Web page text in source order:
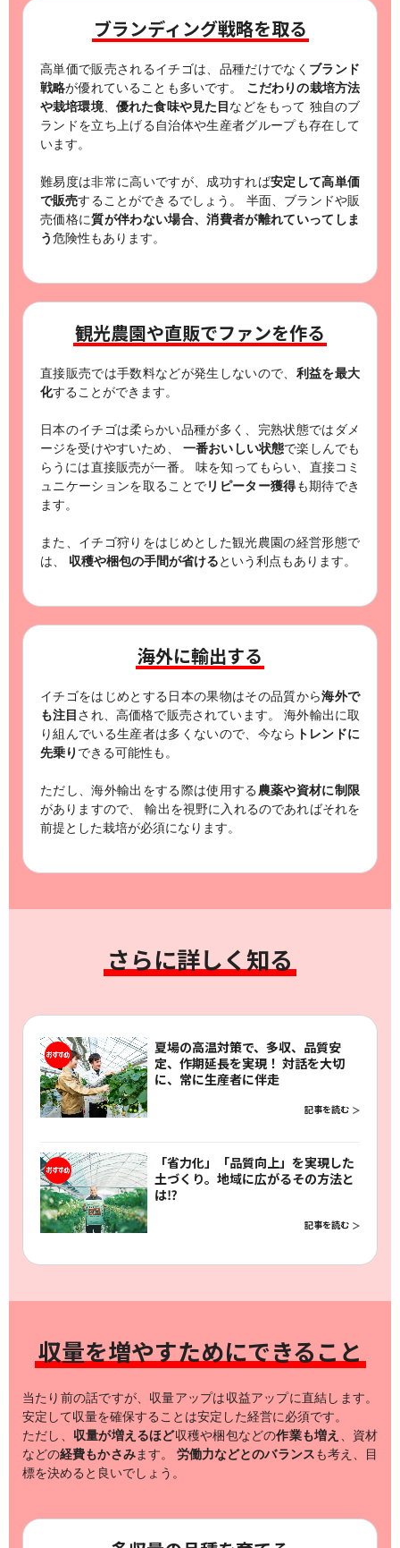
ブランディング戦略を取る
高単価で販売されるイチゴは、品種だけでなく ブランド
戦略が優れていることも多いです。
こだわりの栽培方法
や栽培環境、 優れた食味や見た目 などをもって 独自のブ
ランドを立ち上げる自治体や生産者グループも存在して
います。
難易度は非常に高いですが、成功すれば安定して高単価
で販売することができるでしょう。
半面、ブランドや販
売価格に質が伴わない場合、消費者が離れていってしま
う危険性もあります。
観光農園や直販でファンを作る
直接販売では手数料などが発生しないので、 利益を最大
化することができます。
日本のイチゴは柔らかい品種が多く、完熟状態ではダメ
ージを受けやすいため、
一番おいしい状態で楽しんでも
らうには直接販売が一番。
味を知ってもらい、直接コミ
ュニケーションを取ることでリピーター獲得も期待でき
ます。
また、イチゴ狩りをはじめとした観光農園の経営形態で
は、
収穫や梱包の手間が省けるという利点もあります。
海外に輸出する
イチゴをはじめとする日本の果物はその品質から海外で
も注目 され、高価格で販売されています。
海外輸出に取
り組んでいる生産者は多くないので、今なら トレンドに
先乗り できる可能性も。
ただし、海外輸出をする際は使用する 農薬や資材に制限
がありますので、
輸出を視野に入れるのであればそれを
前提とした栽培が必須になります。
さらに詳しく知る
夏場の高温対策で、多収、品質安
定、作期延長を実現！ 対話を大切
に、常に生産者に伴走
記事を読む
「省力化」「品質向上」を実現した
土づくり。地域に広がるその方法と
は⁉︎
記事を読む
収量を増やすためにできること
当たり前の話ですが、収量アップは収益アップに直結します。
安定して収量を確保することは安定した経営に必須です。
ただし、 収量が増えるほど収穫や梱包などの作業も増え
、資材
などの経費もかさみます。 労働力などとのバランスも考え、目
標を決めると良いでしょう。